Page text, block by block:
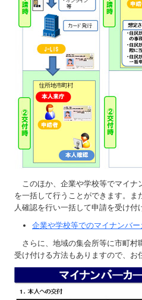
このほか、企業や学校等でマイナ
を一括して行うことができます。
人確認を行い一括して申請を受け付
企業や学校等でのマイナンバ
さらに、地域の集会所等に市町村
受け付ける方法もありますので、お